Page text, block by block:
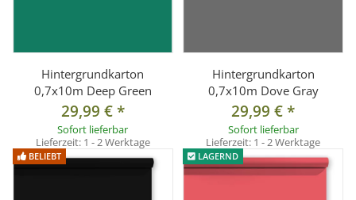
Hintergrundkarton
0,7x10m Deep Green
29,99 €*
Sofort lieferbar
Lieferzeit: 1 - 2 Werktage
Hintergrundkarton
0,7x10m Dove Gray
29,99 €*
Sofort lieferbar
Lieferzeit: 1 - 2 Werktage
BELIEBT LAGERND